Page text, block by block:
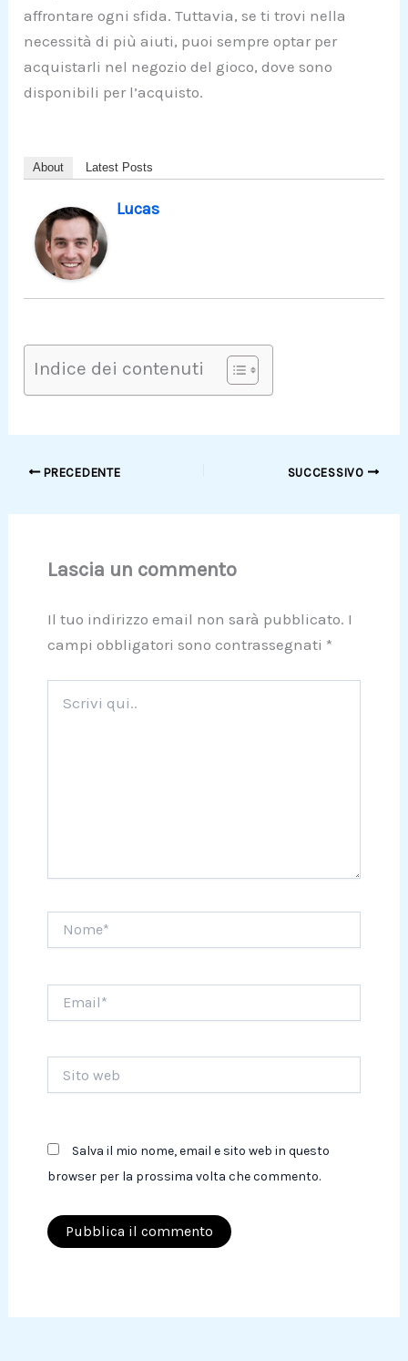
affrontare ogni sfida. Tuttavia, se ti trovi nella
necessità di più aiuti, puoi sempre optar per
acquistarli nel negozio del gioco, dove sono
disponibili per l’acquisto.
About Latest Posts
Lucas
Indice dei contenuti
PRECEDENTE SUCCESSIVO
Lascia un commento
Il tuo indirizzo email non sarà pubblicato. I
campi obbligatori sono contrassegnati *
qui..
web
Salva il mio nome, email e sito web in questo
browser per la prossima volta che commento.